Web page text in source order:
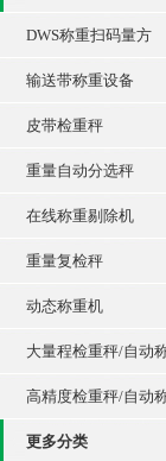
DWS称重扫码量方
输送带称重设备
皮带检重秤
重量自动分选秤
在线称重剔除机
重量复检秤
动态称重机
大量程检重秤/自动
高精度检重秤/自动
更多分类